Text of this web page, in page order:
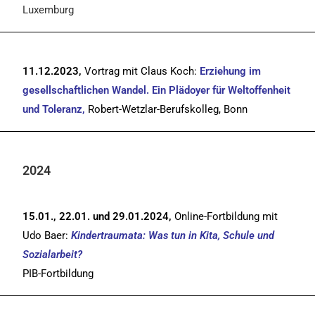
Luxemburg
11.12.2023, Vortrag mit Claus Koch: Erziehung im
gesellschaftlichen Wandel. Ein Plädoyer für Weltoffenheit
und Toleranz, Robert-Wetzlar-Berufskolleg, Bonn
2024
15.01., 22.01. und 29.01.2024, Online-Fortbildung mit
Udo Baer:Kindertraumata: Was tun in Kita, Schule und
Sozialarbeit?
PIB-Fortbildung